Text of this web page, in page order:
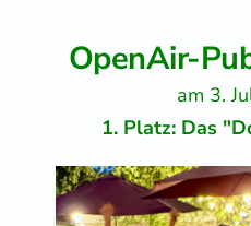
OpenAir-
am 3.
1. Platz: Das